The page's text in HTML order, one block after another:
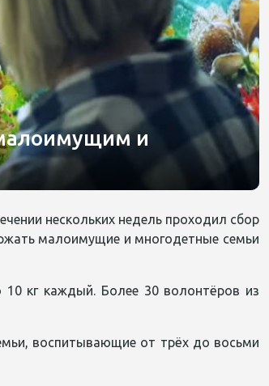
и
нескольких недель проходил сбор
малоимущие и многодетные семьи
кг каждый. Более 30 волонтёров из
воспитывающие от трёх до восьми